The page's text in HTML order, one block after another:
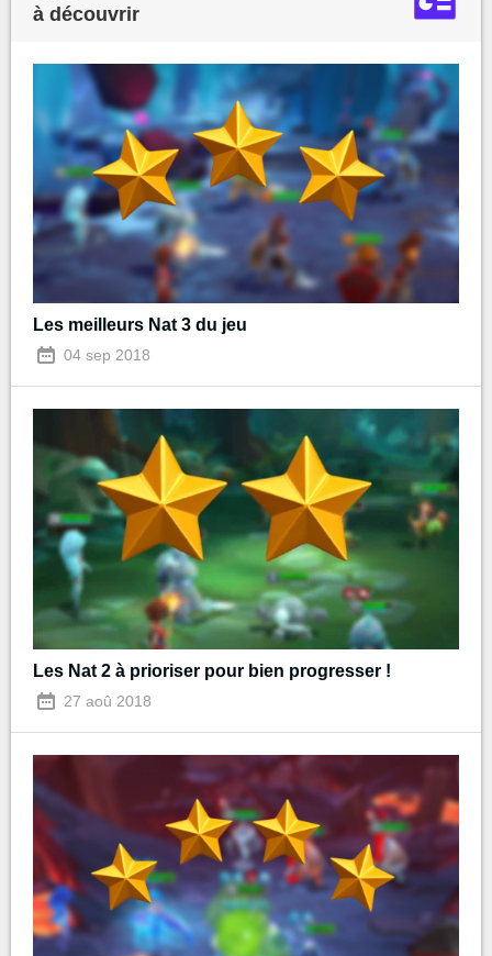
à découvrir
Les meilleurs Nat 3 du jeu
04 sep 2018
Les Nat 2 à prioriser pour bien progresser !
27 aoû 2018